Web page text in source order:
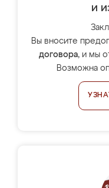
и
Вы вносите
договора, и мы
Возможна